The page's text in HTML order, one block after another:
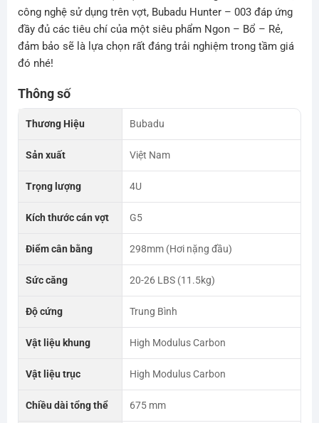
công nghệ sử dụng trên vợt, Bubadu Hunter – 003 đáp ứng
đầy đủ các tiêu chí của một siêu phẩm Ngon – Bổ – Rẻ,
đảm bảo sẽ là lựa chọn rất đáng trải nghiệm trong tầm giá
đó nhé!
Thông số
Thương Hiệu Bubadu
Sản xuất Việt Nam
Trọng lượng 4U
Kích thước cán vợt G5
Điểm cân bằng 298mm (Hơi nặng đầu)
Sức căng 20-26 LBS (11.5kg)
Độ cứng Trung Bình
Vật liệu khung High Modulus Carbon
Vật liệu trục High Modulus Carbon
Chiều dài tổng thể 675 mm